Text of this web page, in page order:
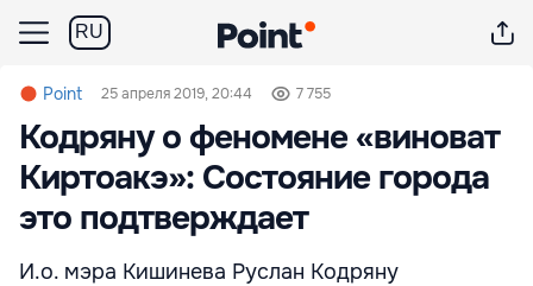
RU
Point 25 апреля 2019, 20:44 7 755
Кодряну о феномене «виноват
Киртоакэ»: Состояние города
это подтверждает
И.о. мэра Кишинева Руслан Кодряну